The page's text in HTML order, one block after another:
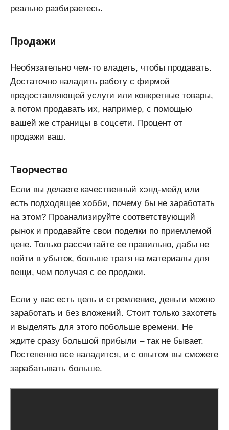
реально разбираетесь.
Продажи
Необязательно чем-то владеть, чтобы продавать.
Достаточно наладить работу с фирмой
предоставляющей услуги или конкретные товары,
а потом продавать их, например, с помощью
вашей же страницы в соцсети. Процент от
продажи ваш.
Творчество
Если вы делаете качественный хэнд-мейд или
есть подходящее хобби, почему бы не заработать
на этом? Проанализируйте соответствующий
рынок и продавайте свои поделки по приемлемой
цене. Только рассчитайте ее правильно, дабы не
пойти в убыток, больше тратя на материалы для
вещи, чем получая с ее продажи.
Если у вас есть цель и стремление, деньги можно
заработать и без вложений. Стоит только захотеть
и выделять для этого побольше времени. Не
ждите сразу большой прибыли – так не бывает.
Постепенно все наладится, и с опытом вы сможете
зарабатывать больше.